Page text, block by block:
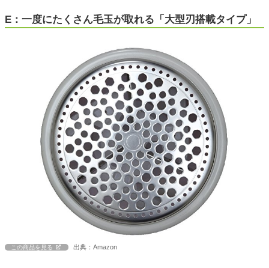
E：一度にたくさん毛玉が取れる「大型刃搭載タイプ」
この商品を見る 出典：Amazon